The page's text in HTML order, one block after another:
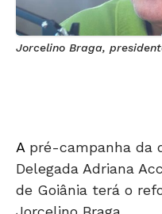
Jorcelino Braga,
Delegada Adriana
de Goiânia terá o
Jorcelino Braga.